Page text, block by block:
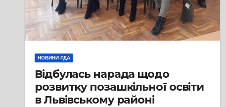
НОВИНИ РДА
Відбулась нарада щодо
розвитку позашкільної освіти
в Львівському районі